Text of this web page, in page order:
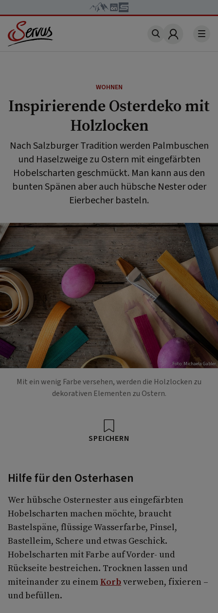
Account
WOHNEN
Inspirierende Osterdeko mit
Holzlocken
Nach Salzburger Tradition werden Palmbuschen
und Haselzweige zu Ostern mit eingefärbten
Hobelscharten geschmückt. Man kann aus den
bunten Spänen aber auch hübsche Nester oder
Eierbecher basteln.
Foto: Michaela Gabler
Mit ein wenig Farbe versehen, werden die Holzlocken zu
dekorativen Elementen zu Ostern.
SPEICHERN
Hilfe für den Osterhasen
Wer hübsche Osternester aus eingefärbten
Hobelscharten machen möchte, braucht
Bastelspäne, flüssige Wasserfarbe, Pinsel,
Bastelleim, Schere und etwas Geschick.
Hobelscharten mit Farbe auf Vorder- und
Rückseite bestreichen. Trocknen lassen und
miteinander zu einemKorbverweben, fixieren –
und befüllen.